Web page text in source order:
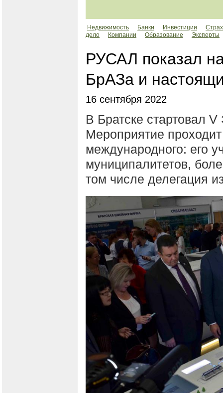
Недвижимость Банки Инвестиции
дело
Компании Образование Эксперты
РУСАЛ показал
БрАЗа и
16 сентября 2022
В Братске стартовал
Мероприятие
международного: его
муниципалитетов,
том числе делегация